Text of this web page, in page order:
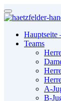
Hauptseite
Teams
A-
B-